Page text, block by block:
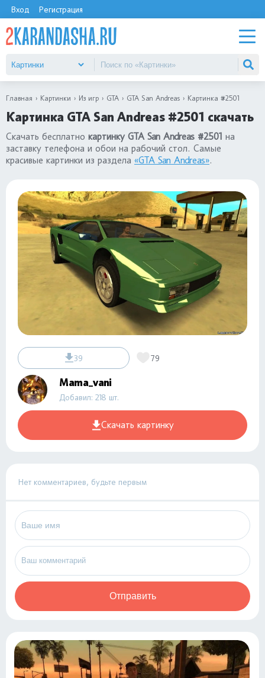
Вход Регистрация
Главная Картинки Из игр GTA GTA San Andreas Картинка #2501
Картинка GTA San Andreas #2501 скачать
Скачать бесплатно картинку GTA San Andreas #2501 на
заставку телефона и обои на рабочий стол. Самые
красивые картинки из раздела «GTA San Andreas».
39 79
Mama_vani
Добавил: 218 шт.
Скачать картинку
Нет комментариев, будьте первым
Отправить